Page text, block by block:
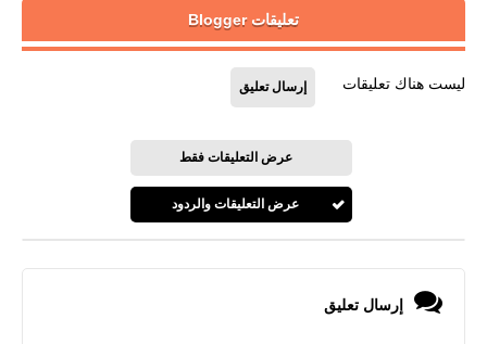
تعليقات Blogger
ليست هناك تعليقات إرسال تعليق
عرض التعليقات فقط
عرض التعليقات والردود
إرسال تعليق